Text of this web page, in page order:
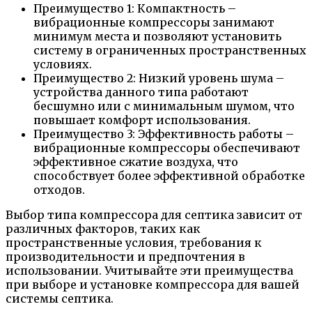
Преимущество 1: Компактность –
вибрационные компрессоры занимают
минимум места и позволяют установить
систему в ограниченных пространственных
условиях.
Преимущество 2: Низкий уровень шума –
устройства данного типа работают
бесшумно или с минимальным шумом, что
повышает комфорт использования.
Преимущество 3: Эффективность работы –
вибрационные компрессоры обеспечивают
эффективное сжатие воздуха, что
способствует более эффективной обработке
отходов.
Выбор типа компрессора для септика зависит от
различных факторов, таких как
пространственные условия, требования к
производительности и предпочтения в
использовании. Учитывайте эти преимущества
при выборе и установке компрессора для вашей
системы септика.